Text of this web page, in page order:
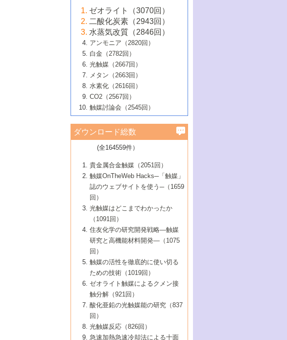
大学：オンライン・対面開催）
6号 メタン転換技術の最新動向
B号 第125回触媒討論会（2020年・工学
院大学）
5号 固体触媒による含窒素有機化合物変
換の最前線
6号 貴金属使用量低減に向けた自動車排
ガス浄化触媒の開発
B号 第123回触媒討論会（2019年・大阪
B号 第121回触媒討論会（2018年・東京
大学）
5号 水素のふるまいを解き明かす最先端
研究
6号 低級アルカンの有効利用のための触
媒技術
B号 第119回触媒討論会（2017年・首都
大学東京）
媒技術
3号 触媒研究の最先端～とびたて若き研究
者たち～（1）
4号 触媒研究の最先端～とびたて若き研究
者たち～（2）
5号 触媒研究の最先端～とびたて若き研究
者たち～（3）
6号 イオニクス材料と燃料電池・電解合成
の最新の研究動向
B号 第117回触媒討論会（2016年・大阪府
立大学）
2号 石油精製用触媒の最近の進展
3号 固体酸化物形燃料電池（SOFC）におけ
るアノード触媒上での燃料直接改質技術
4号 コアシェル構造の制御による触媒機能
5号 工業触媒およびその周辺技術の最近の
進歩
6号 ナノシート
B号 第115回触媒討論会（2015年・成蹊大
2号 光触媒反応機構に関する最新の研究動
向
開発動向
4号 人工光合成に向けた近年のアプローチ
5号 未利用熱エネルギーの有効活用に貢献
する触媒技術
6号 ポリオキソメタレート
B号 第113回触媒討論会（2014年・ロワジ
ールホテル豊橋）
1号 高耐久性燃料電池システム用触媒にお
ける新展開
2号 リビングラジカル重合の最近の動向
3号 天然ガスの化学工業的展開に関する触
媒技術
4号 貴金属触媒の精密構造制御とその活用
5号 バイオマス化成品製造のための固体触
6号 ナノ空間─吸着状態解析から新機能開拓
B号 第111回触媒討論会（2013年・関西大
▼54巻（2012年）
1号 規則性多孔体の利用技術における最近
の進歩
2号 第109回触媒討論会
3号 貴金属低減技術の最新動向
4号 貴金属代替技術の最新動向
5号 光触媒による物質変換反応の新展開
6号 グラフェン
7号 水素を利用する化成品合成の新潮流
▼53巻（2011年）
1号 金属学から見る合金触媒の新展開
2号 第107回触媒討論会
3号 触媒のその場観察法の進歩（１）
4号 触媒のその場観察法の進歩（２）
5号 不活性結合の触媒的活性化による有機
合成
6号 新しい固体酸触媒技術
7号 ゼオライト合成における最近の進歩
▼52巻（2010年）
1号 触媒の劣化対策と長寿命触媒開発
2号 第105回触媒討論会
3号 ナノ構造が拓く新機能
4号 活性サイトおよびその環境の精密な設
計による触媒の高機能化
5号 触媒を有効に使うための技術
7号 有機分子触媒による精密有機合成
8号 高機能化ポリオレフィンに向けた重合
触媒の最近の進展
1号 炭素材料－熱い注目を集める材料－
2号 第103回触媒討論会
3号 環境浄化用光触媒の現状と課題
4号 水素社会の実現に向けた水素製造・貯
蔵技術の進歩
5号 CO2が関わる触媒・材料
7号 持続可能社会実現のための触媒および
触媒関連技術
▼50巻（2008年）
1号 触媒化学と学会のこの10年，半世紀，
そして未来
2号 第101回触媒討論会
4号 錯体を利用したユニークな表面構造の
構築と機能
5号 若手会員による触媒研究の未来展望1：
企業編
6号 第102回触媒討論会
7号 触媒・化学反応における計算化学の進
8号 若手研究者による触媒研究の未来展望
2：大学・研究所編
▼49巻（2007年）
1号 含フッ素化合物の合成と触媒
2号 第99回触媒討論会
3号 実用的ファインケミカル合成プロセス
を実現する触媒
5号 こんな物質，あんな物質―新たな触媒
の可能性―
7号 『結晶の化学』を活かした触媒研究
8号 イオン液体の応用
▼48巻（2006年）
1号 固体酸触媒の最近の進歩
2号 第97回触媒討論会
3号 リビング重合触媒の最近の展開
5号 水素製造・貯蔵のための触媒技術の新
しい展開
6号 第98回触媒討論会
7号 基礎化学品製造の触媒技術
8号 多機能型リアクター
1号 最近の触媒担体とその効果
2号 第95回触媒討論会
4号 水分解用光触媒材料
5号 時間分解分光の進歩と応用
6号 第96回触媒討論会
8号 超臨界流体を用いた化学プロセスの新
▼46巻（2004年）
1号 部分酸化反応触媒の最前線
2号 第93回触媒討論会
3号 特殊エネルギー場の触媒反応
4号 生体内における金属の触媒作用
5号 ファインケミカルズの展開に寄与する
6号 第94回触媒討論会
7号 サブナノレベルでみた新しい表面現象
8号 オレフィン重合触媒の新たな展
▼45巻（2003年）
1号 なぜこの触媒が良いのか？
2号 第91回触媒討論会
3号 最近の自動車排ガス処理技術
4号 触媒研究の現状と将来─第90回触媒討論
5号 基礎化学品製造の触媒技術
6号 第92回触媒討論会
7号 基礎化学品製造の触媒技術
8号 資源の循環と触媒技術
▼44巻（2002年）
1号 高次制御された触媒の化学
2号 第89回触媒討論会
3号 触媒を利用した電気化学の新展開
4号 ナノ材料の調製と機能化
5号 こんな触媒が欲しい
6号 第90回触媒討論会
7号 触媒研究と学術雑誌/情報
8号 若い世代からみた触媒化学の現状と未
▼43巻（2001年）
1号 グリーンケミストリーと触媒
2号 第87回触媒討論会特集号
3号 生体触媒とバイオプロセス
4号 水素製造・利用の触媒化学
5号 触媒研究における新しい切り口：コン
ビナトリアルケミストリー
6号 第88回触媒討論会特集号
7号 企業における触媒研究のブレークスル
8号 この材料を触媒として使ってみません
▼42巻（2000年）
1号 触媒反応工学の明日を拓く
2号 第85回触媒討論会
3号 反応ダイナミクス
5号 触媒のおもしろさをどのように伝える
6号 第86回触媒討論会
7号 水素化精製触媒の新しい展開
8号 新しい反応性と機能性を目指した金属
クラスタ-化学
▼41巻（1999年）
1号 孔、穴、あな?-特異な空間とその利用-
2号 第83回触媒討論会
3号 均一系触媒反応最前線
4号 実用炭素材料の新展開
5号 研究の方法論を考える
7号 機能性金属材料と触媒
8号 触媒研究へのNMRの応用と展望
▼40巻（1998年）
進展と21世紀への提言/創立40周年記念・触
媒学会この10年の歩みとこれから/創立40周
2号 第81回触媒討論会
3号 計算機触媒化学へのさそい
4号 触媒劣化の制御と予測
5号 最新の実用プロセスと触媒
6号 第82回触媒討論会
1号 均一系と不均一系触媒反応-その特徴と
接点
2号 第79回触媒討論会
3号 最新NO除去触媒の実用化研究
4号 新しい反応場を目指した触媒調製
5号 反応・分離技術の新しい展開
6号 第80回触媒討論会
▼38巻（1996年）
1号 触媒の構造と触媒作用/C1化学を中心と
する21世紀への触媒
3号 オリンピックメダル:金・銀・銅はどん
な触媒作用を示すか
4号 触媒作用における機能の複合化
▼37巻（1995年）
1号 ファインケミカルズと固体触媒
2号 第75回触媒討論会
3号 希土類を利用した触媒
4号 触媒とリサイクル
5号 エネルギー変換触媒
▼36巻（1994年）
1号 電気化学と触媒
2号 第73回触媒討論会
3号 C4化学の展開
4号 《通常号》
▼35巻（1993年）
1号 工業触媒開発マニュアル―探索から工
業化まで
2号 第71回触媒討論会
▼34巻（1992年）
1号 インパクトを与えたこの研究
2号 第69回触媒討論会
▼33巻（1991年）
1号 触媒プロセス開発マニュアル―探索か
▼32巻（1990年）
ゼオライト（3070回）
二酸化炭素（2943回）
水蒸気改質（2846回）
アンモニア（2820回）
白金（2782回）
光触媒（2667回）
メタン（2663回）
水素化（2616回）
CO2（2567回）
触媒討論会（2545回）
ダウンロード総数
(全164559件）
貴金属合金触媒（2051回）
触媒OnTheWeb Hacks─「触媒」
誌のウェブサイトを使う─（1659
回）
光触媒はどこまでわかったか
（1091回）
住友化学の研究開発戦略―触媒
研究と高機能材料開発―（1075
回）
触媒の活性を徹底的に使い切る
ための技術（1019回）
ゼオライト触媒によるクメン接
触分解（921回）
酸化亜鉛の光触媒能の研究（837
回）
光触媒反応（826回）
急速加熱急速冷却法による十面